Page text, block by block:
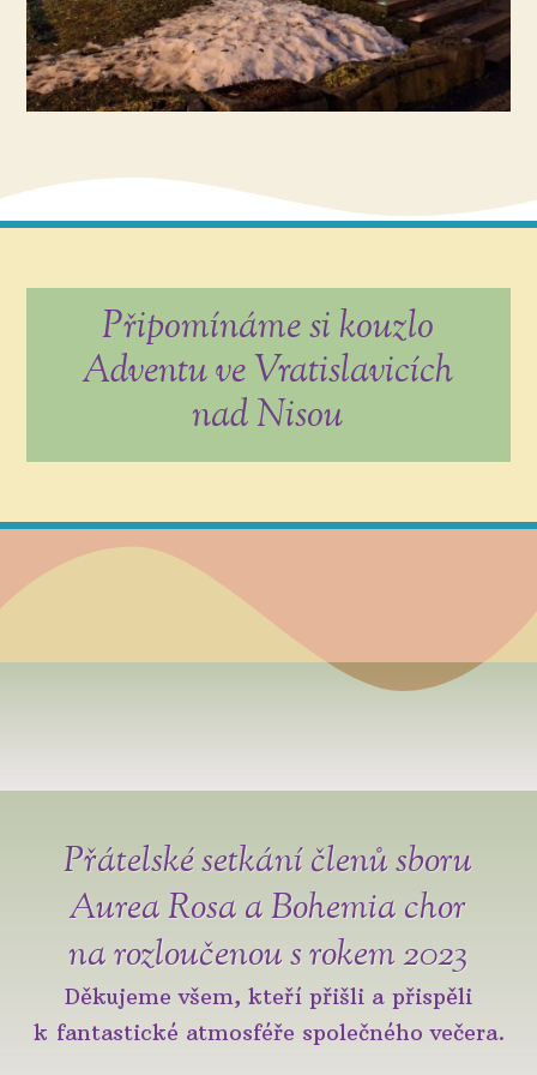
Připomínáme si kouzlo
Adventu ve Vratislavicích
nad Nisou
Přátelské setkání členů sboru
Aurea Rosa a Bohemia chor
na rozloučenou s rokem 2023
Děkujeme všem, kteří přišli a přispěli
k fantastické atmosféře společného večera.